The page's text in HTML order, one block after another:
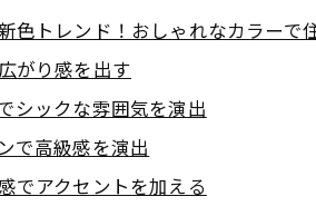
色トレンド！おしゃれなカラーで
がり感を出す
シックな雰囲気を演出
で高級感を演出
でアクセントを加える